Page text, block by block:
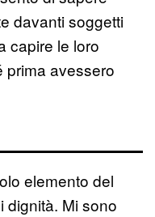
davanti soggetti
capire le loro
prima avessero
elemento del
dignità. Mi sono